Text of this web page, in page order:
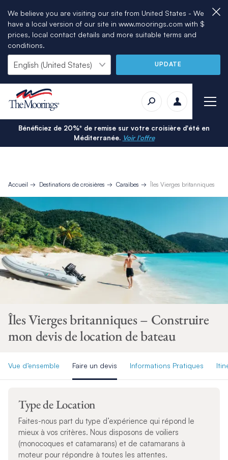
We believe you are visiting our site from United States - We
have a local version of our site in www.moorings.com with $
prices, local contact details and more suitable terms and
conditions.
UPDATE
Bénéficiez de 20%* de remise sur votre croisière d'été en
Méditerranée. Voir l'offre
Accueil Destinations de croisières Caraïbes Îles Vierges britanniques
Îles Vierges britanniques – Construire
mon devis de location de bateau
Vue d’ensemble Faire un devis Informations Pratiques
Type de Location
Faites-nous part du type d’expérience qui répond le
mieux à vos critères. Nous disposons de voiliers
(monocoques et catamarans) et de catamarans à
moteur pour répondre à toutes les attentes.